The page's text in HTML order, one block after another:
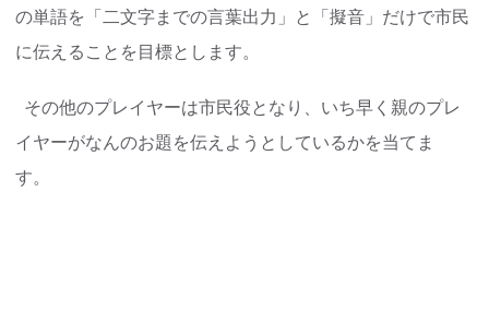
の単語を「二文字までの言葉出力」と「擬音」だけで市民
に伝えることを目標とします。
その他のプレイヤーは市民役となり、いち早く親のプレ
イヤーがなんのお題を伝えようとしているかを当てま
す。